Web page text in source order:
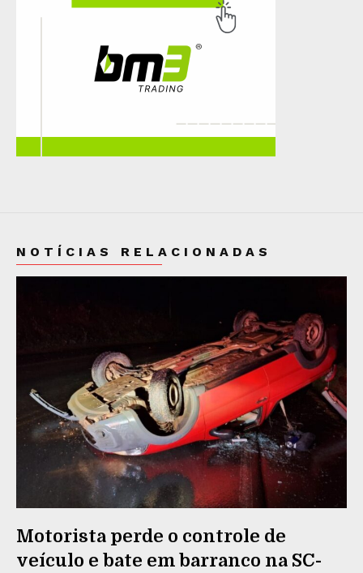
NOTÍCIAS RELACIONADAS
Motorista perde o controle de
veículo e bate em barranco na SC-